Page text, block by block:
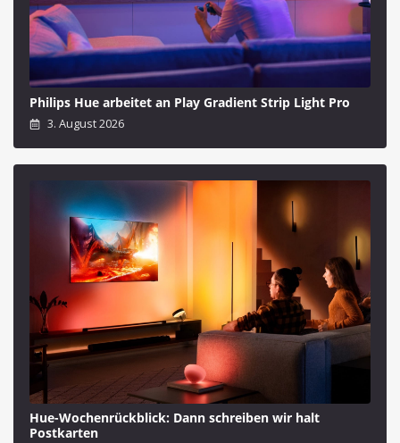
Philips Hue arbeitet an Play Gradient Strip Light Pro
3. August 2026
Hue-Wochenrückblick: Dann schreiben wir halt
Postkarten